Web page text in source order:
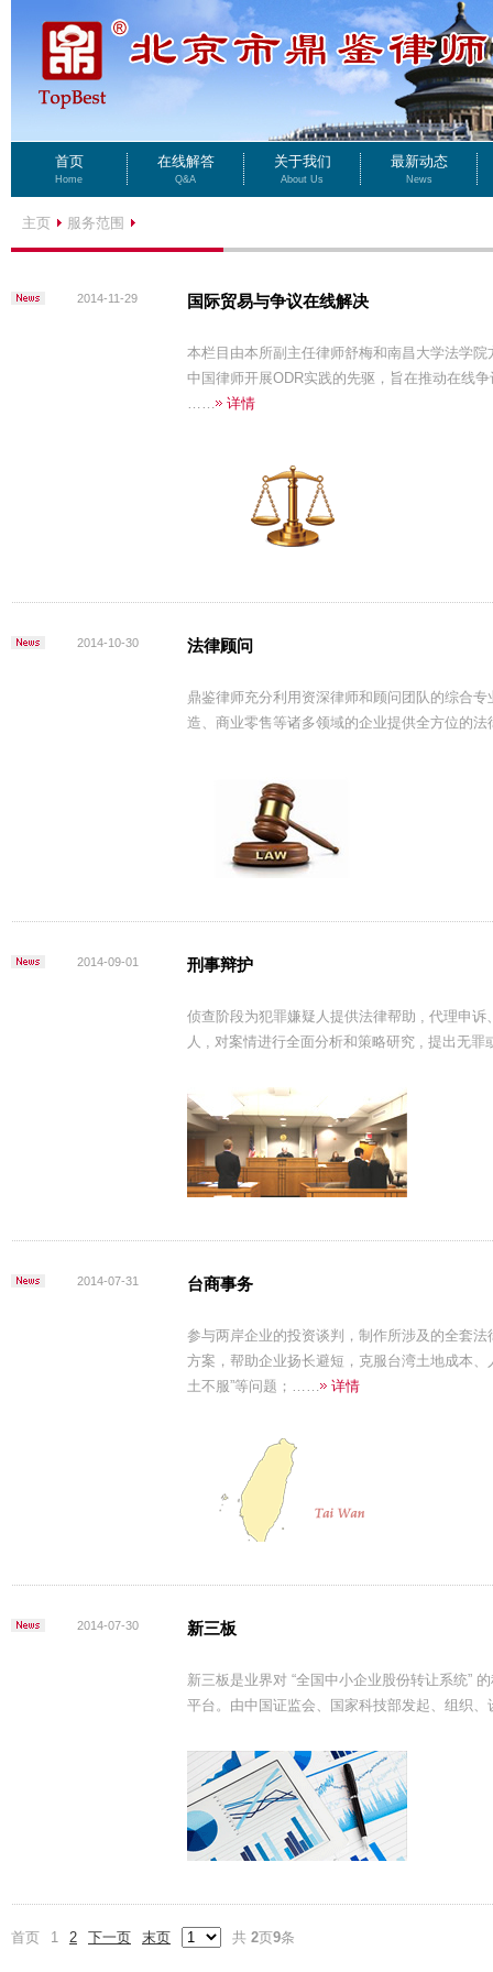
首页
Home
在线解答
Q&A
关于我们
About Us
最新动态
News
主页 服务范围
2014-11-29 国际贸易与争议在线解决
本栏目由本所副主任律师舒梅和南昌大学法学
中国律师开展ODR实践的先驱，旨在推动在线
……
详情
2014-10-30 法律顾问
鼎鉴律师充分利用资深律师和顾问团队的综合
造、商业零售等诸多领域的企业提供全方位的
2014-09-01 刑事辩护
侦查阶段为犯罪嫌疑人提供法律帮助 , 代理申
人 , 对案情进行全面分析和策略研究 , 提出无
2014-07-31 台商事务
参与两岸企业的投资谈判，制作所涉及的全套
方案，帮助企业扬长避短，克服台湾土地成本
土不服”等问题；……
详情
2014-07-30 新三板
新三板是业界对 “全国中小企业股份转让系统”
平台。由中国证监会、国家科技部发起、组织
首页 1 2 下一页 末页 共 2页9条